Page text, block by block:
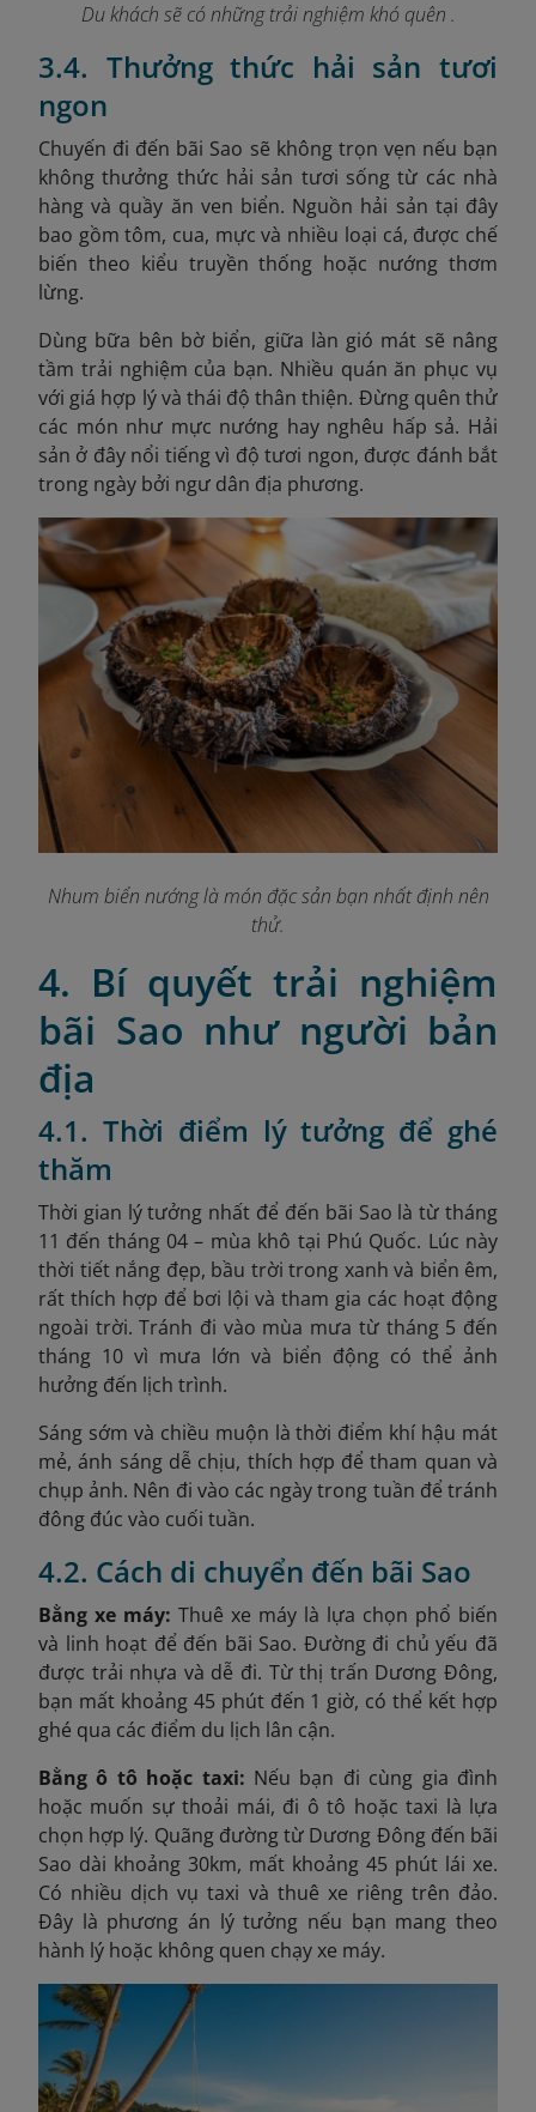
Du khách sẽ có những trải nghiệm khó quên .
3.4. Thưởng thức hải sản tươi
ngon
Chuyến đi đến bãi Sao sẽ không trọn vẹn nếu bạn
không thưởng thức hải sản tươi sống từ các nhà
hàng và quầy ăn ven biển. Nguồn hải sản tại đây
bao gồm tôm, cua, mực và nhiều loại cá, được chế
biến theo kiểu truyền thống hoặc nướng thơm
lừng.
Dùng bữa bên bờ biển, giữa làn gió mát sẽ nâng
tầm trải nghiệm của bạn. Nhiều quán ăn phục vụ
với giá hợp lý và thái độ thân thiện. Đừng quên thử
các món như mực nướng hay nghêu hấp sả. Hải
sản ở đây nổi tiếng vì độ tươi ngon, được đánh bắt
trong ngày bởi ngư dân địa phương.
Nhum biển nướng là món đặc sản bạn nhất định nên
thử.
4. Bí quyết trải nghiệm
bãi Sao như người bản
địa
4.1. Thời điểm lý tưởng để ghé
thăm
Thời gian lý tưởng nhất để đến bãi Sao là từ tháng
11 đến tháng 04 – mùa khô tại Phú Quốc. Lúc này
thời tiết nắng đẹp, bầu trời trong xanh và biển êm,
rất thích hợp để bơi lội và tham gia các hoạt động
ngoài trời. Tránh đi vào mùa mưa từ tháng 5 đến
tháng 10 vì mưa lớn và biển động có thể ảnh
hưởng đến lịch trình.
Sáng sớm và chiều muộn là thời điểm khí hậu mát
mẻ, ánh sáng dễ chịu, thích hợp để tham quan và
chụp ảnh. Nên đi vào các ngày trong tuần để tránh
đông đúc vào cuối tuần.
4.2. Cách di chuyển đến bãi Sao
Bằng xe máy: Thuê xe máy là lựa chọn phổ biến
và linh hoạt để đến bãi Sao. Đường đi chủ yếu đã
được trải nhựa và dễ đi. Từ thị trấn Dương Đông,
bạn mất khoảng 45 phút đến 1 giờ, có thể kết hợp
ghé qua các điểm du lịch lân cận.
Bằng ô tô hoặc taxi: Nếu bạn đi cùng gia đình
hoặc muốn sự thoải mái, đi ô tô hoặc taxi là lựa
chọn hợp lý. Quãng đường từ Dương Đông đến bãi
Sao dài khoảng 30km, mất khoảng 45 phút lái xe.
Có nhiều dịch vụ taxi và thuê xe riêng trên đảo.
Đây là phương án lý tưởng nếu bạn mang theo
hành lý hoặc không quen chạy xe máy.